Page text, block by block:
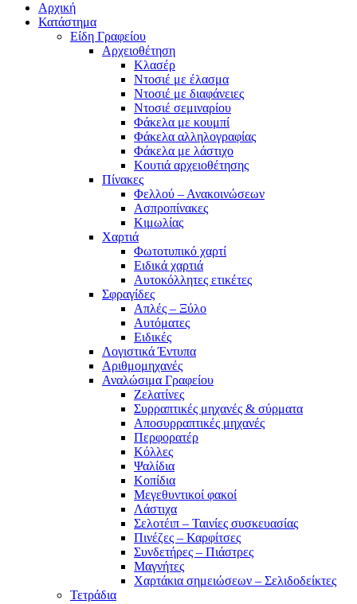
Αρχική
Κατάστημα
Είδη Γραφείου
Αρχειοθέτηση
Κλασέρ
Ντοσιέ με έλασμα
Ντοσιέ με διαφάνειες
Ντοσιέ σεμιναρίου
Φάκελα με κουμπί
Φάκελα αλληλογραφίας
Φάκελα με λάστιχο
Κουτιά αρχειοθέτησης
Πίνακες
Φελλού – Ανακοινώσεων
Ασπροπίνακες
Κιμωλίας
Χαρτιά
Φωτοτυπικό χαρτί
Ειδικά χαρτιά
Αυτοκόλλητες ετικέτες
Σφραγίδες
Απλές – Ξύλο
Αυτόματες
Ειδικές
Λογιστικά Έντυπα
Αριθμομηχανές
Αναλώσιμα Γραφείου
Ζελατίνες
Συρραπτικές μηχανές & σύρματα
Αποσυρραπτικές μηχανές
Περφορατέρ
Κόλλες
Ψαλίδια
Κοπίδια
Μεγεθυντικοί φακοί
Λάστιχα
Σελοτέιπ – Ταινίες συσκευασίας
Πινέζες – Καρφίτσες
Συνδετήρες – Πιάστρες
Μαγνήτες
Χαρτάκια σημειώσεων – Σελιδοδείκτες
Τετράδια